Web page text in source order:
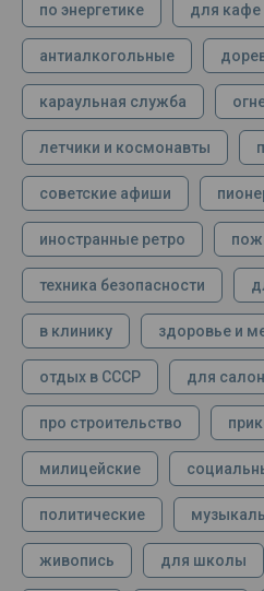
по энергетике для кафе
антиалкогольные
караульная служба
летчики и космонавты
советские афиши
иностранные ретро
техника безопасности
в клинику здоровье и
отдых в СССР для
про строительство
милицейские
политические
живопись для школы